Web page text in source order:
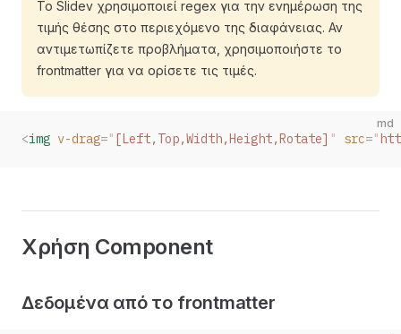
Το Slidev χρησιμοποιεί regex για την ενημέρωση της
τιμής θέσης στο περιεχόμενο της διαφάνειας. Αν
αντιμετωπίζετε προβλήματα, χρησιμοποιήστε το
frontmatter για να ορίσετε τις τιμές.
md
<img v-drag=" [Left,Top,Width,Height,Rotate] " src="
Χρήση Component
Δεδομένα από το frontmatter